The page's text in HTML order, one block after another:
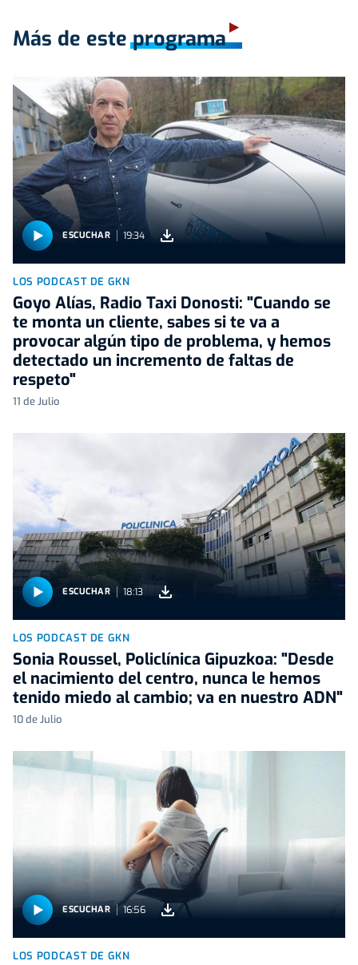
Más de este programa
ESCUCHAR 19:34
LOS PODCAST DE GKN
Goyo Alías, Radio Taxi Donosti: "Cuando se
te monta un cliente, sabes si te va a
provocar algún tipo de problema, y hemos
detectado un incremento de faltas de
respeto"
11 de Julio
ESCUCHAR 18:13
LOS PODCAST DE GKN
Sonia Roussel, Policlínica Gipuzkoa: "Desde
el nacimiento del centro, nunca le hemos
tenido miedo al cambio; va en nuestro ADN"
10 de Julio
ESCUCHAR 16:56
LOS PODCAST DE GKN